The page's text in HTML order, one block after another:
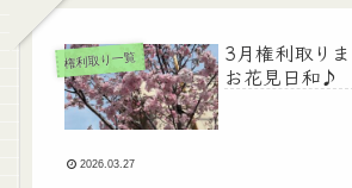
権利取り一覧
3月権利取り
お花見日和♪
2026.03.27